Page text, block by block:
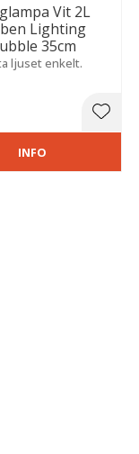
Vit 2L
Lighting
35cm
ljuset enkelt.
INFO